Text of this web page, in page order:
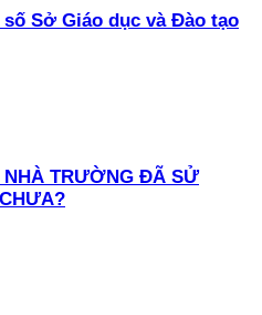
Sở Giáo dục và Đào tạo
NHÀ TRƯỜNG ĐÃ SỬ